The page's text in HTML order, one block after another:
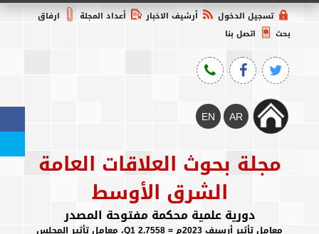
تسجيل الدخول أرشيف الاخبار أعداد المجلة
ارفاق
بحث
اتصل بنا
مجلة بحوث العلاقات العامة
الشرق الأوسط
دورية علمية محكمة مفتوحة المصدر
معامل تأثير أرسيف 2023م = 2.7558 Q1، معامل تأثير المجلس